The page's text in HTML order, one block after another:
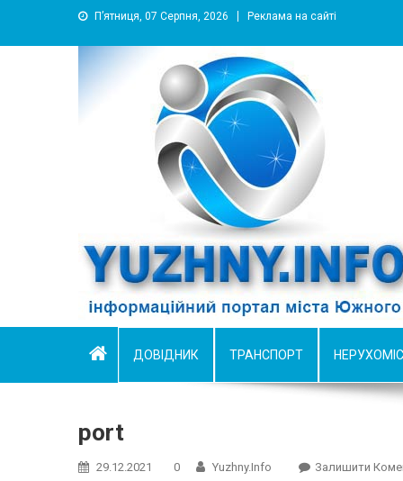
П’ятниця, 07 Серпня, 2026 Реклама на сайті
YUZHNY.INFO
информационный портал города Южный
ДОВІДНИК ТРАНСПОРТ
port
29.12.2021 0 Yuzhny.info Залишити